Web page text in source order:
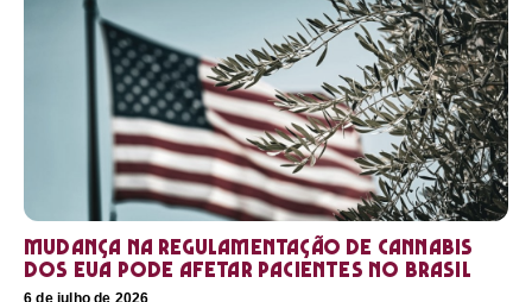
Mudança na regulamentação de cannabis
dos EUA pode afetar pacientes no Brasil
6 de julho de 2026